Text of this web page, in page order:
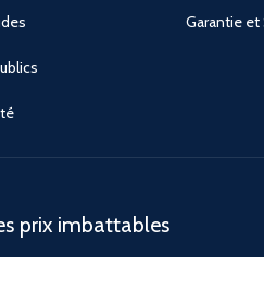
Garantie et
prix imbattables